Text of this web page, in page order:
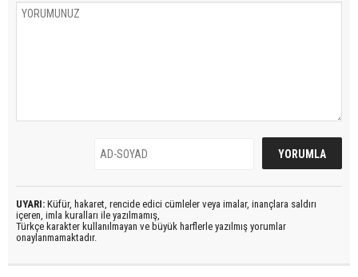
UYARI: Küfür, hakaret, rencide edici cümleler veya imalar, inançlara saldırı
içeren, imla kuralları ile yazılmamış,
Türkçe karakter kullanılmayan ve büyük harflerle yazılmış yorumlar
onaylanmamaktadır.